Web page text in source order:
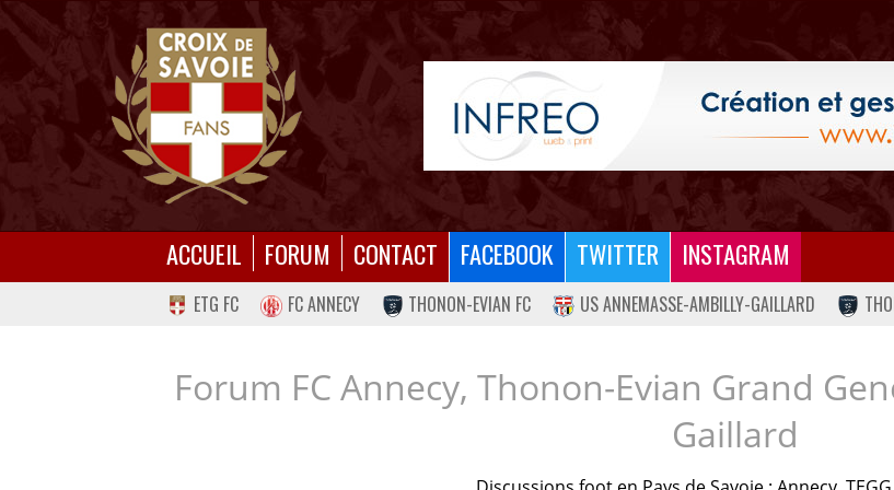
ACCUEIL FORUM CONTACT FACEBOOK TWITTER INSTAGRAM
ETG FC FC ANNECY THONON-EVIAN FC US ANNEMASSE-AMBILLY-GAILLARD
Forum FC Annecy, Thonon-Evian Grand
Gaillard